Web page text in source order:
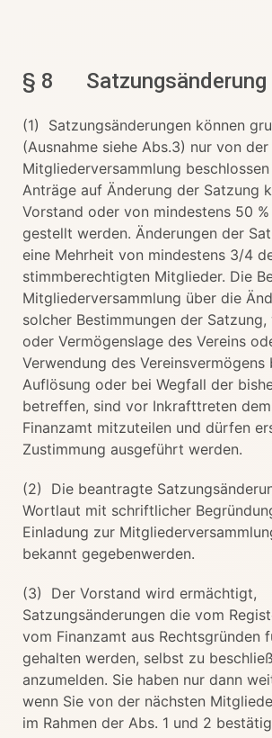
§ 8 Satzungsänderung
(1) Satzungsänderungen können
(Ausnahme siehe Abs.3) nur von der
Mitgliederversammlung
Anträge auf Änderung der Satzung
Vorstand oder von mindestens 50
gestellt werden. Änderungen der
eine Mehrheit von mindestens 3/4
stimmberechtigten Mitglieder. Die
Mitgliederversammlung über die
solcher Bestimmungen der
oder Vermögenslage des Vereins
Verwendung des Vereinsvermögens
Auflösung oder bei Wegfall der
betreffen, sind vor Inkrafttreten
Finanzamt mitzuteilen und dürfen
Zustimmung ausgeführt werden.
(2) Die beantragte
Wortlaut mit schriftlicher
Einladung zur
bekannt gegebenwerden.
(3) Der Vorstand wird ermächtigt,
Satzungsänderungen die vom
vom Finanzamt aus Rechtsgründen
gehalten werden, selbst zu
anzumelden. Sie haben nur dann
wenn Sie von der nächsten
im Rahmen der Abs. 1 und 2